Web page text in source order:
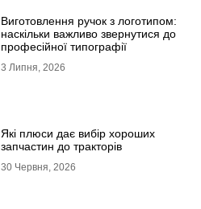
Виготовлення ручок з логотипом:
наскільки важливо звернутися до
професійної типографії
3 Липня, 2026
Які плюси дає вибір хороших
запчастин до тракторів
30 Червня, 2026